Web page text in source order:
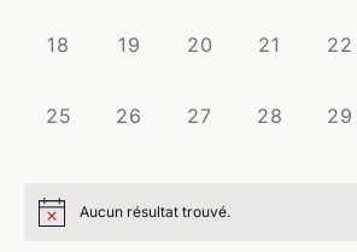
0
18
0
19
0
20
0
21
0
22
0
25
0
26
0
27
0
28
0
29
Aucun résultat trouvé.